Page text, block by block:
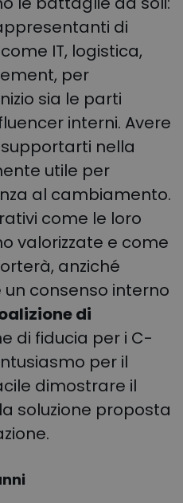
di
IT, logistica,
per
sia le parti
interni. Avere
nella
utile per
al cambiamento.
come le loro
valorizzate e come
anziché
consenso interno
di
di fiducia per i C-
per il
dimostrare il
soluzione proposta